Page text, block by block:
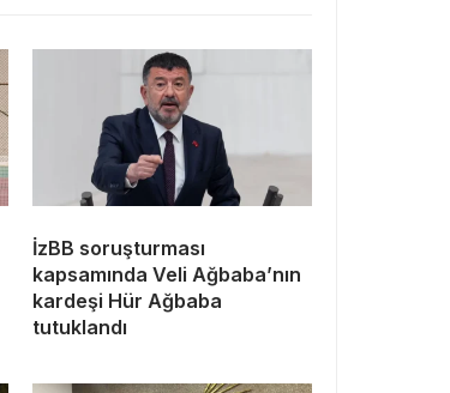
İzBB soruşturması
kapsamında Veli Ağbaba’nın
kardeşi Hür Ağbaba
tutuklandı